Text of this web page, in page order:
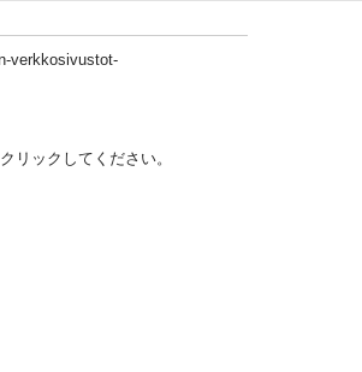
verkkosivustot-
リックしてください。